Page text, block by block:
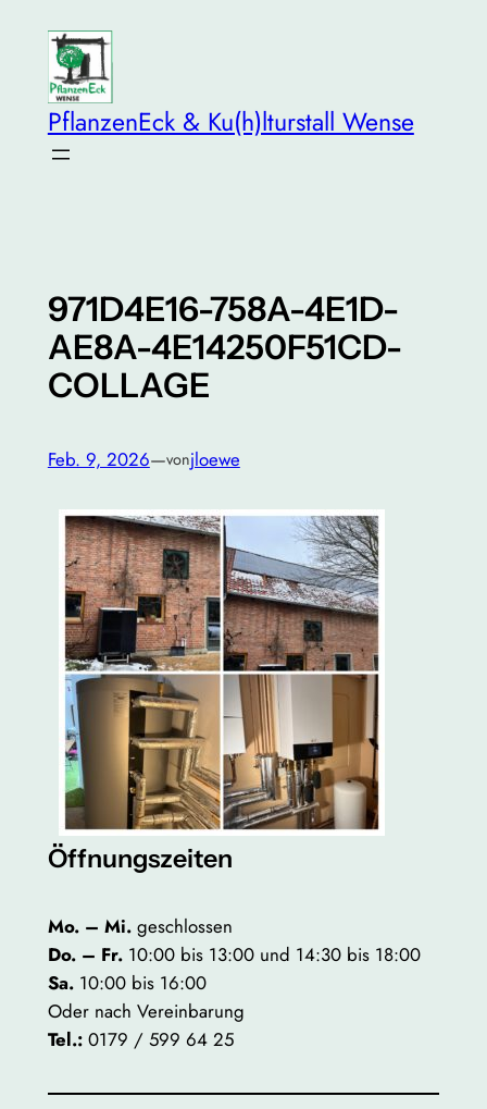
springen
PflanzenEck & Ku(h)lturstall Wense
971D4E16-758A-4E1D-
AE8A-4E14250F51CD-
COLLAGE
Feb. 9, 2026—vonjloewe
Öffnungszeiten
Mo. – Mi.geschlossen
Do. – Fr. 10:00 bis 13:00 und 14:30 bis 18:00
Sa.10:00 bis 16:00
Oder nach Vereinbarung
Tel.:0179 / 599 64 25